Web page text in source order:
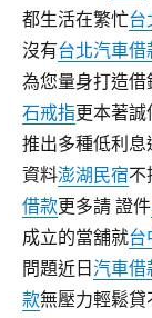
都生活在繁忙台
沒有台北汽車借
為您量身打造借
石戒指更本著誠
推出多種低利息
資料澎湖民宿不
借款更多請 證件
成立的當舖就台
問題近日 汽車借
款無壓力輕鬆貸